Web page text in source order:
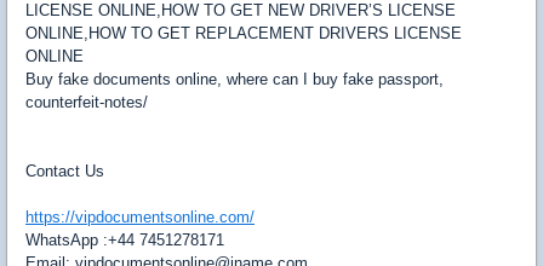
LICENSE ONLINE,HOW TO GET NEW DRIVER’S LICENSE
ONLINE,HOW TO GET REPLACEMENT DRIVERS LICENSE
ONLINE
Buy fake documents online, where can I buy fake passport,
counterfeit-notes/
Contact Us
https://vipdocumentsonline.com/
WhatsApp :+44 7451278171